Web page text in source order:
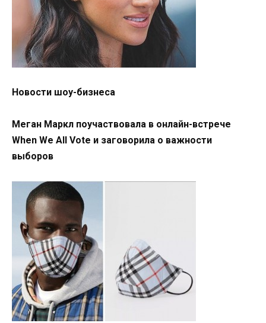
Новости шоу-бизнеса
Меган Маркл поучаствовала в онлайн-встрече
When We All Vote и заговорила о важности
выборов